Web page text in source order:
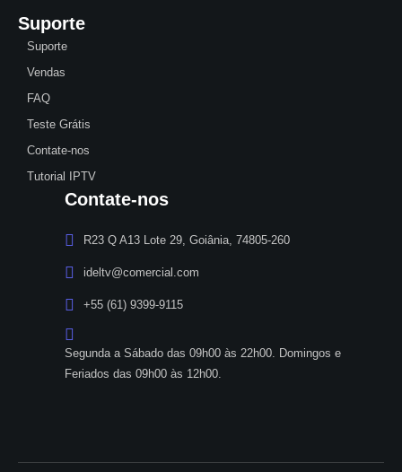
Suporte
Suporte
Vendas
FAQ
Teste Grátis
Contate-nos
Tutorial IPTV
Contate-nos
R23 Q A13 Lote 29, Goiânia, 74805-260
ideltv@comercial.com
+55 (61) 9399-9115
Segunda a Sábado das 09h00 às 22h00. Domingos e
Feriados das 09h00 às 12h00.